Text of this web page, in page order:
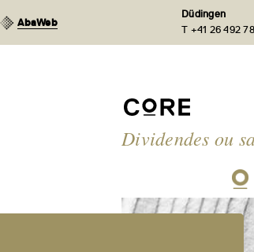
AbaWeb
Düdingen
T +41 26 492
Dividendes ou